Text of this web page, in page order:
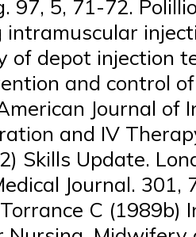
97, 5, 71-72.
depot injection
and control
Journal of
and IV
Skills Update.
Journal.
C